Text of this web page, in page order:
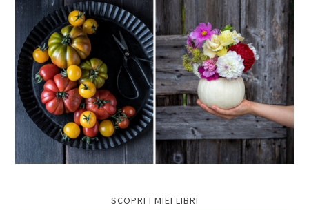
SCOPRI I MIEI LIBRI